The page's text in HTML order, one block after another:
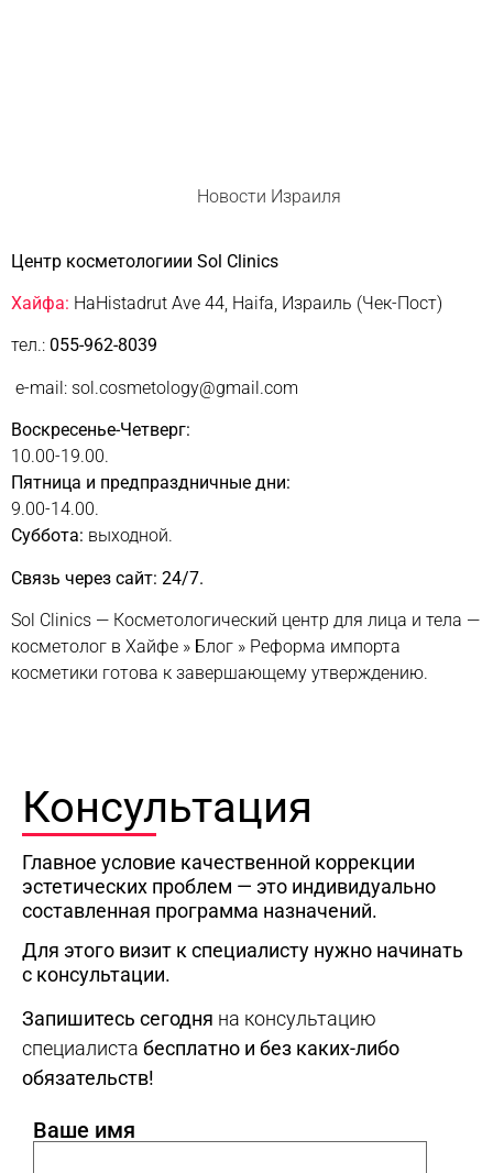
Новости Израиля
Центр косметологиии Sol Clinics
Хайфа: HaHistadrut Ave 44, Haifa, Израиль (Чек-Пост)
тел.: 055-962-8039
e-mail: sol.cosmetology@gmail.com
Воскресенье-Четверг:
10.00-19.00.
Пятница и предпраздничные дни:
9.00-14.00.
Суббота: выходной.
Связь через сайт: 24/7.
Sol Clinics — Косметологический центр для лица и тела —
косметолог в Хайфе » Блог » Реформа импорта
косметики готова к завершающему утверждению.
Консультация
Главное условие качественной коррекции
эстетических проблем — это индивидуально
составленная программа назначений.
Для этого визит к специалисту нужно начинать
с консультации.
Запишитесь сегодня на консультацию
специалиста бесплатно и без каких-либо
обязательств!
Ваше имя